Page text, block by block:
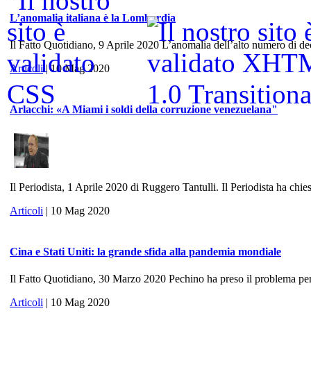
L’anomalia italiana è la Lombardia
Il Fatto Quotidiano, 9 Aprile 2020 L’anomalia dell’alto numero di
Articoli| 10 Mag 2020
Arlacchi: «A Miami i soldi della corruzione venezuelana"
Il Periodista, 1 Aprile 2020 di Ruggero Tantulli. Il Periodista ha
Articoli | 10 Mag 2020
Cina e Stati Uniti: la grande sfida alla pandemia mondiale
Il Fatto Quotidiano, 30 Marzo 2020 Pechino ha preso il problema
Articoli | 10 Mag 2020